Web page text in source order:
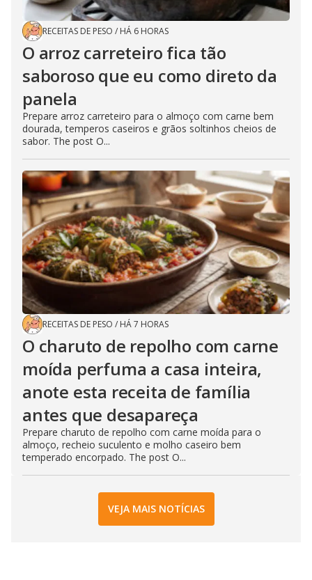
RECEITAS DE PESO / HÁ 6 HORAS
O arroz carreteiro fica tão
saboroso que eu como direto da
panela
Prepare arroz carreteiro para o almoço com carne bem
dourada, temperos caseiros e grãos soltinhos cheios de
sabor. The post O...
RECEITAS DE PESO / HÁ 7 HORAS
O charuto de repolho com carne
moída perfuma a casa inteira,
anote esta receita de família
antes que desapareça
Prepare charuto de repolho com carne moída para o
almoço, recheio suculento e molho caseiro bem
temperado encorpado. The post O...
VEJA MAIS NOTÍCIAS